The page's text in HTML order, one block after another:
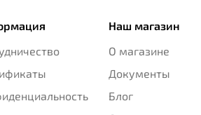
Наш магазин
О магазине
Документы
Блог